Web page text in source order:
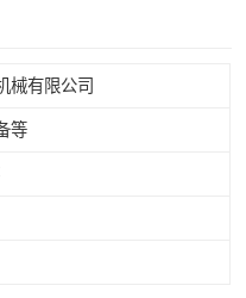
械有限公司
等